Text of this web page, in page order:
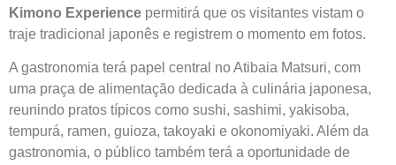
Kimono Experience permitirá que os visitantes vistam o
traje tradicional japonês e registrem o momento em fotos.
A gastronomia terá papel central no Atibaia Matsuri, com
uma praça de alimentação dedicada à culinária japonesa,
reunindo pratos típicos como sushi, sashimi, yakisoba,
tempurá, ramen, guioza, takoyaki e okonomiyaki. Além da
gastronomia, o público também terá a oportunidade de